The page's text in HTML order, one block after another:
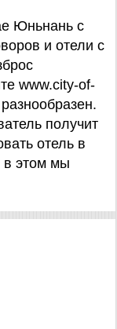
Юньнань с
и отели с
www.city-of-
получит
отель в
в этом мы